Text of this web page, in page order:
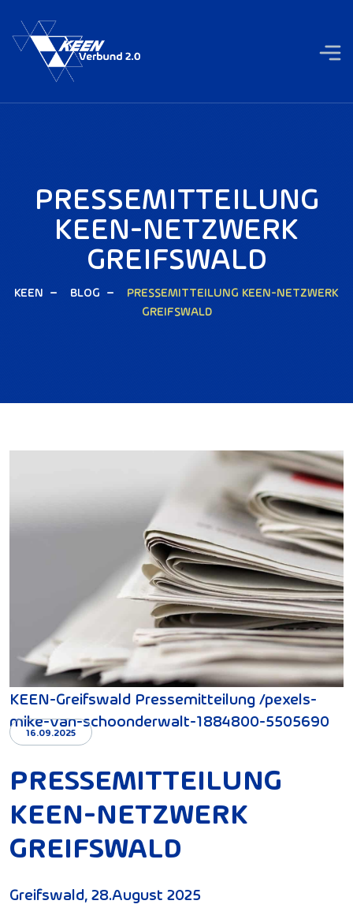
PRESSEMITTEILUNG
KEEN-NETZWERK
GREIFSWALD
KEEN BLOG
PRESSEMITTEILUNG KEEN-NETZWERK
GREIFSWALD
KEEN-Greifswald Pressemitteilung /pexels-
mike-van-schoonderwalt-1884800-5505690
16.09.2025
PRESSEMITTEILUNG
KEEN-NETZWERK
GREIFSWALD
Greifswald, 28.August 2025